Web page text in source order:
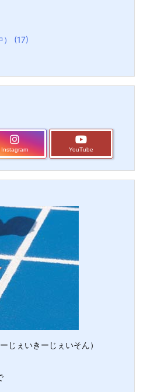
(17)
Instagram YouTube
じぇいきーじぇいそん）